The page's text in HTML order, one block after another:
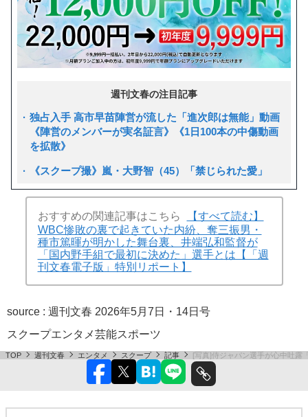
週刊文春の注目記事
独占入手 高市早苗陣営が流した「進次郎は無能」動画
《陣営のメンバーが実名証言》《1日100本の中傷動画
を拡散》
《スクープ撮》嵐・大野智（45）「禁じられた愛」
おすすめの関連記事はこちら
【すべて読む】
WBC惨敗の裏で起きていた内紛、奪三振男・
種市篤暉が明かした舞台裏、井端弘和監督が
「国内野手組で最初に決めた」選手とは【「週
刊文春電子版」特別リポート】
source : 週刊文春 2026年5月7日・14日号
スクープエンタメ芸能スポーツ
TOP 週刊文春 エンタメ スクープ 記事 [写真]侍ジャパン選手が心中吐露